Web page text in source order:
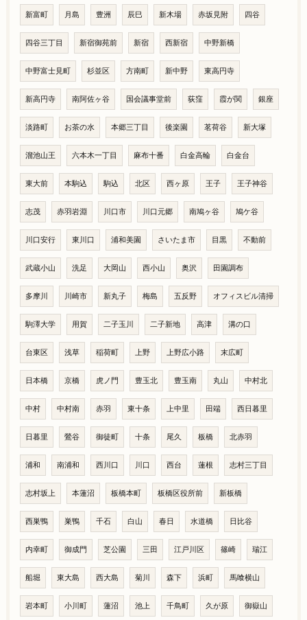
新富町 月島 豊洲 辰巳 新木場 赤坂見附 四谷
四谷三丁目 新宿御苑前 新宿 西新宿 中野新橋
中野富士見町 杉並区 方南町 新中野 東高円寺
新高円寺 南阿佐ヶ谷 国会議事堂前 荻窪 霞が関 銀座
淡路町 お茶の水 本郷三丁目 後楽園 茗荷谷 新大塚
溜池山王 六本木一丁目 麻布十番 白金高輪 白金台
東大前 本駒込 駒込 北区 西ヶ原 王子 王子神谷
志茂 赤羽岩淵 川口市 川口元郷 南鳩ヶ谷 鳩ケ谷
川口安行 東川口 浦和美園 さいたま市 目黒 不動前
武蔵小山 洗足 大岡山 西小山 奥沢 田園調布
多摩川 川崎市 新丸子 梅島 五反野 オフィスビル清掃
駒澤大学 用賀 二子玉川 二子新地 高津 溝の口
台東区 浅草 稲荷町 上野 上野広小路 末広町
日本橋 京橋 虎ノ門 豊玉北 豊玉南 丸山 中村北
中村 中村南 赤羽 東十条 上中里 田端 西日暮里
日暮里 鶯谷 御徒町 十条 尾久 板橋 北赤羽
浦和 南浦和 西川口 川口 西台 蓮根 志村三丁目
志村坂上 本蓮沼 板橋本町 板橋区役所前 新板橋
西巣鴨 巣鴨 千石 白山 春日 水道橋 日比谷
内幸町 御成門 芝公園 三田 江戸川区 篠崎 瑞江
船堀 東大島 西大島 菊川 森下 浜町 馬喰横山
岩本町 小川町 蓮沼 池上 千鳥町 久が原 御嶽山